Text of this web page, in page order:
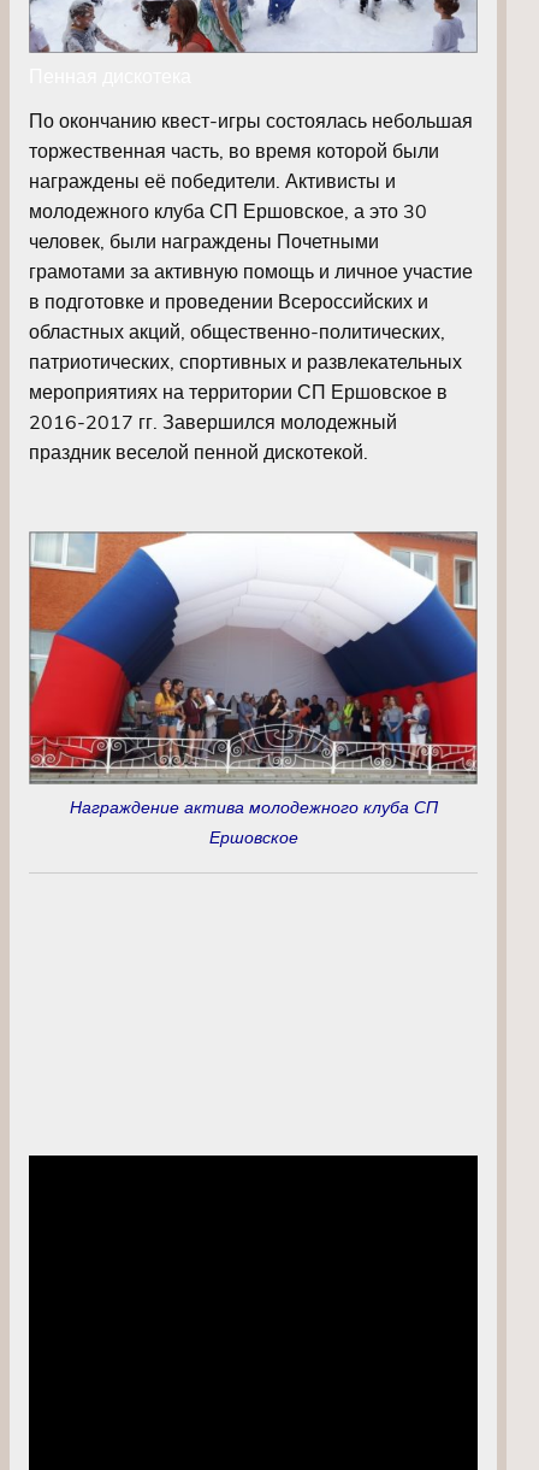
По окончанию квест-игры состоялась небольшая
торжественная часть, во время которой были
награждены её победители. Активисты и
молодежного клуба СП Ершовское, а это 30
человек, были награждены Почетными
грамотами за активную помощь и личное участие
в подготовке и проведении Всероссийских и
областных акций, общественно-политических,
патриотических, спортивных и развлекательных
мероприятиях на территории СП Ершовское в
2016-2017 гг. Завершился молодежный
праздник веселой пенной дискотекой.
Награждение актива молодежного клуба СП
Ершовское